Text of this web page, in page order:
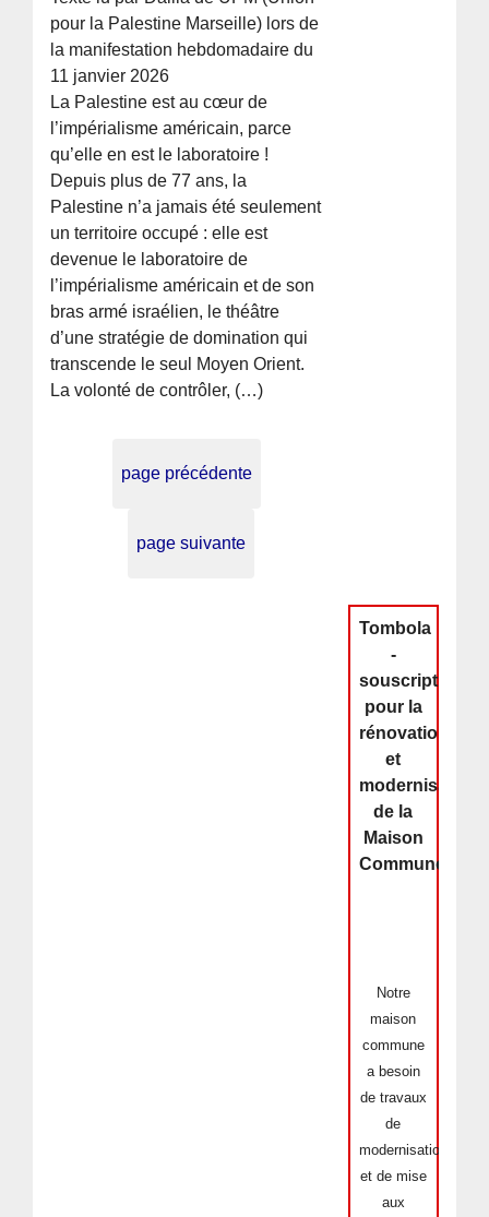
pour la Palestine Marseille) lors de
la manifestation hebdomadaire du
11 janvier 2026
La Palestine est au cœur de
l’impérialisme américain, parce
qu’elle en est le laboratoire !
Depuis plus de 77 ans, la
Palestine n’a jamais été seulement
un territoire occupé : elle est
devenue le laboratoire de
l’impérialisme américain et de son
bras armé israélien, le théâtre
d’une stratégie de domination qui
transcende le seul Moyen Orient.
La volonté de contrôler, (…)
page précédente
page suivante
Tombola
-
souscription
pour la
rénovation
et
modernisation
de la
Maison
Commune
Notre
maison
commune
a besoin
de travaux
de
modernisation
et de mise
aux